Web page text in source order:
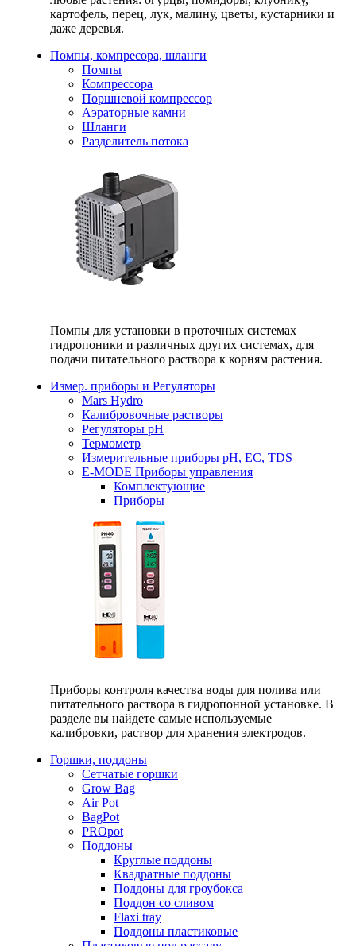
картофель, перец, лук, малину, цветы, кустарники и
даже деревья.
Помпы, компресора, шланги
Помпы
Компрессора
Поршневой компрессор
Аэраторные камни
Шланги
Разделитель потока
Помпы для установки в проточных системах
гидропоники и различных других системах, для
подачи питательного раствора к корням растения.
Измер. приборы и Регуляторы
Mars Hydro
Калибровочные растворы
Регуляторы рН
Термометр
Измерительные приборы pH, EC, TDS
E-MODE Приборы управления
Комплектующие
Приборы
Приборы контроля качества воды для полива или
питательного раствора в гидропонной установке. В
разделе вы найдете самые используемые
калибровки, раствор для хранения электродов.
Горшки, поддоны
Сетчатые горшки
Grow Bag
Air Pot
BagPot
PROpot
Поддоны
Круглые поддоны
Квадратные поддоны
Поддоны для гроубокса
Поддон со сливом
Flaxi tray
Поддоны пластиковые